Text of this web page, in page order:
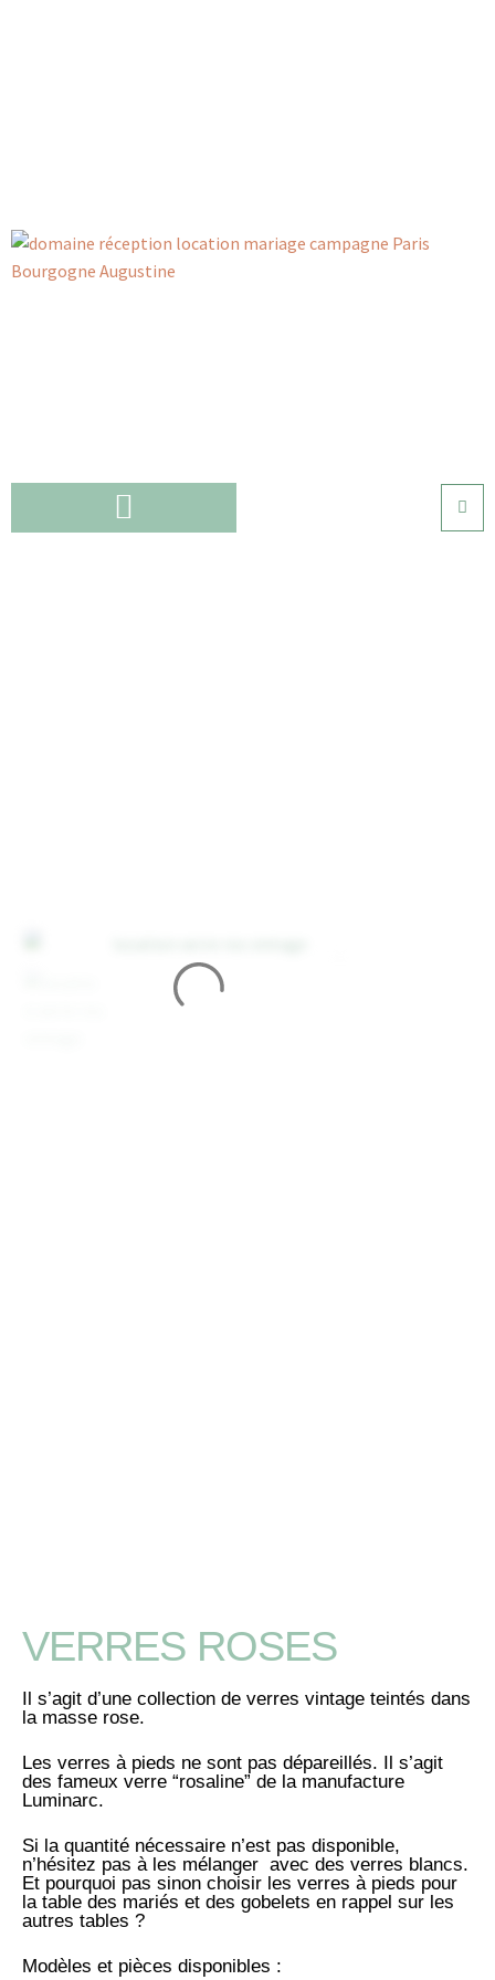
VERRES ROSES
Il s’agit d’une collection de verres vintage teintés dans
la masse rose.
Les verres à pieds ne sont pas dépareillés. Il s’agit
des fameux verre “rosaline” de la manufacture
Luminarc.
Si la quantité nécessaire n’est pas disponible,
n’hésitez pas à les mélanger avec des verres blancs.
Et pourquoi pas sinon choisir les verres à pieds pour
la table des mariés et des gobelets en rappel sur les
autres tables ?
Modèles et pièces disponibles :